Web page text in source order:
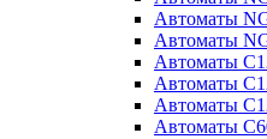
Автоматы
Автоматы
Автоматы
Автоматы
Автоматы
Автоматы